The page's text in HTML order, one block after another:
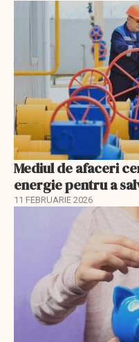
Mediul de afaceri
energie pentru a
11 FEBRUARIE 2026